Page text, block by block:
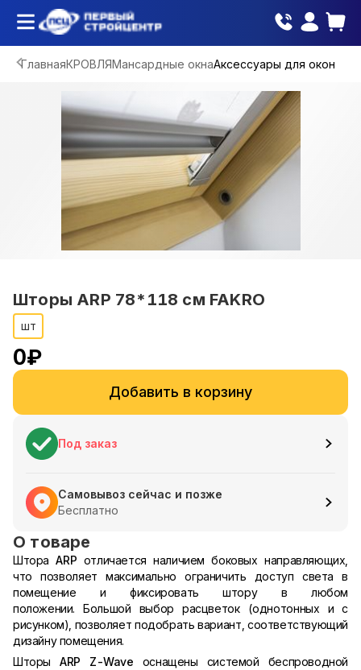
ГлавнаяКРОВЛЯМансардные окнаАксессуары для окон
Шторы ARP 78*118 см FAKRO
шт
0₽
Добавить в корзину
Под заказ
Самовывоз сейчас и позже
Бесплатно
О товаре
ШтораARP отличается наличием боковых направляющих,
что позволяет максимально ограничить доступ света в
помещение и фиксировать штору в любом
положении. Большой выбор расцветок (однотонных и с
рисунком), позволяет подобрать вариант, соответствующий
дизайну помещения.
ШторыARP Z-Wave оснащены системой беспроводной